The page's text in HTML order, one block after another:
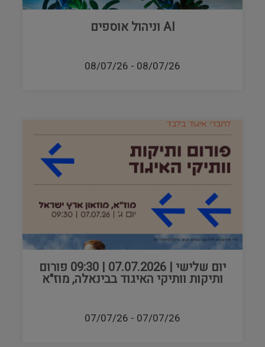
AI וניהול אוספים
08/07/26
-
08/07/26
יום שלישי | 07.07.2026 | 09:30 פורום
ותיקות וותיקי האיגוד בבינאלה, מוז"א
07/07/26
-
07/07/26